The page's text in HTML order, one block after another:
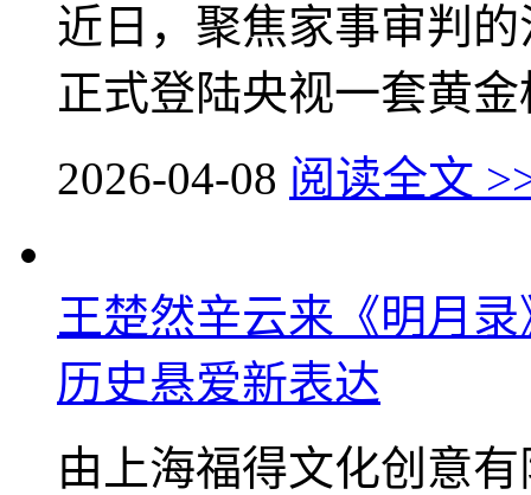
近日，聚焦家事审判
正式登陆央视一套黄
2026-04-08 阅读全文
王楚然辛云来《明月
历史悬爱新表达
由上海福得文化创意